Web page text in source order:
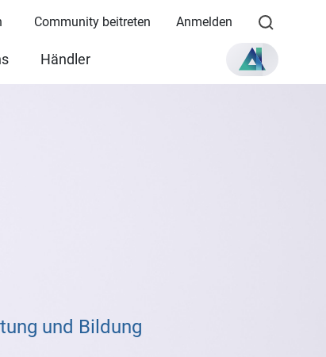
Community beitreten Anmelden
Händler
und Bildung